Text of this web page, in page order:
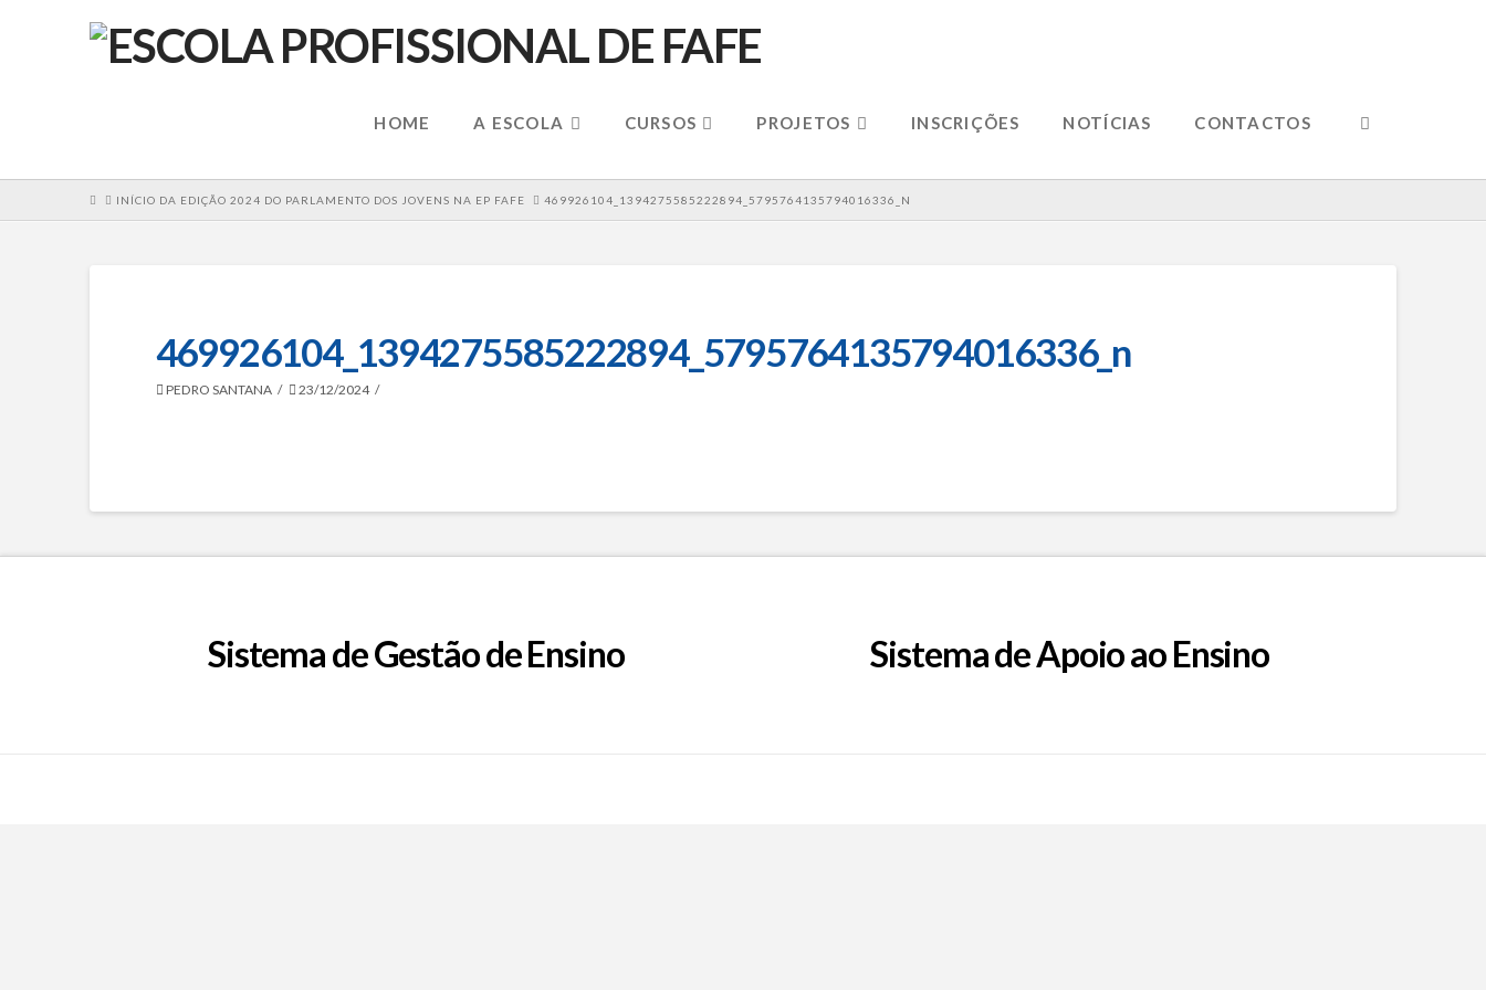
HOME A ESCOLA CURSOS PROJETOS INSCRIÇÕES NOTÍCIAS CONTACTOS
HOMEINÍCIO DA EDIÇÃO 2024 DO PARLAMENTO DOS JOVENS NA EP FAFE 469926104_1394275585222894_5795764135794016336_N
469926104_1394275585222894_5795764135794016336_n
PEDRO SANTANA 23/12/2024
Sistema de Gestão de Ensino Sistema de Apoio ao Ensino